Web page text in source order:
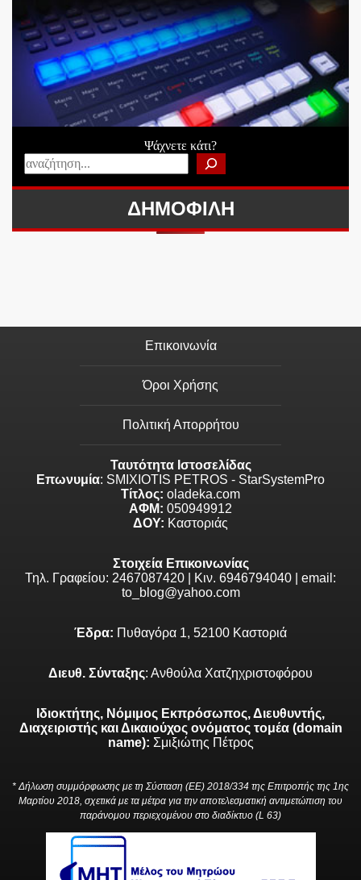
Ψάχνετε κάτι?
ΔΗΜΟΦΙΛΗ
Επικοινωνία
Όροι Χρήσης
Πολιτική Απορρήτου
Ταυτότητα Ιστοσελίδας
Επωνυμία: SMIXIOTIS PETROS - StarSystemPro
Τίτλος: oladeka.com
ΑΦΜ: 050949912
ΔΟΥ: Καστοριάς
Στοιχεία Επικοινωνίας
Τηλ. Γραφείου: 2467087420 | Κιν. 6946794040 | email:
to_blog@yahoo.com
Έδρα: Πυθαγόρα 1, 52100 Καστοριά
Διευθ. Σύνταξης: Ανθούλα Χατζηχριστοφόρου
Ιδιοκτήτης, Νόμιμος Εκπρόσωπος, Διευθυντής,
Διαχειριστής και Δικαιούχος ονόματος τομέα (domain
name): Σμιξιώτης Πέτρος
* Δήλωση συμμόρφωσης με τη Σύσταση (ΕΕ) 2018/334 της Επιτροπής της 1ης
Μαρτίου 2018, σχετικά με τα μέτρα για την αποτελεσματική αντιμετώπιση του
παράνομου περιεχομένου στο διαδίκτυο (L 63)